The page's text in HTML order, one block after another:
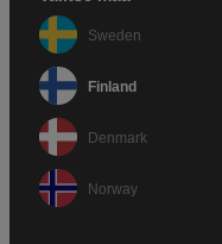
Sweden
Finland
Denmark
Norway